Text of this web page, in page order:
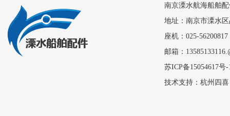
南京溧水航海船舶
地址：南京市溧水
座机：025-
邮箱：
苏ICP备15054617号-
技术支持： 杭州四喜